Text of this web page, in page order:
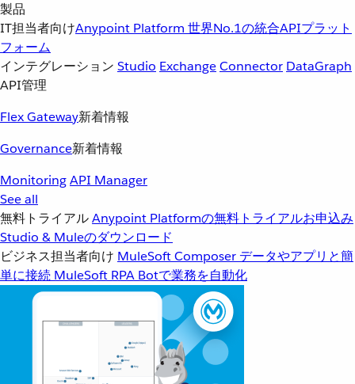
製品
IT担当者向けAnypoint Platform 世界No.1の統合APIプラット
フォーム
インテグレーション Studio ExchangeConnector DataGraph
API管理
Flex Gateway新着情報
Governance新着情報
MonitoringAPI Manager
See all
無料トライアルAnypoint Platformの無料トライアルお申込み
Studio & Muleのダウンロード
ビジネス担当者向け MuleSoft Composer データやアプリと簡
単に接続 MuleSoft RPA Botで業務を自動化